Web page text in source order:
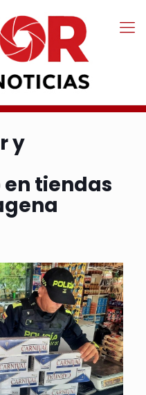
y
tiendas